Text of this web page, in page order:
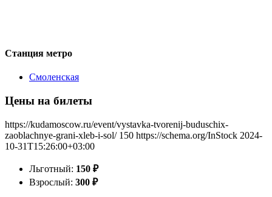
Станция метро
Смоленская
Цены на билеты
https://kudamoscow.ru/event/vystavka-tvorenij-buduschix-
zaoblachnye-grani-xleb-i-sol/ 150 https://schema.org/InStock 2024-
10-31T15:26:00+03:00
Льготный: 150 ₽
Взрослый: 300 ₽